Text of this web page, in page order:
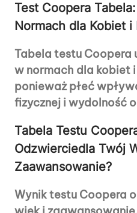
Test Coopera
Normach dla Kobiet
Tabela testu Coopera
w normach dla kobiet i
ponieważ płeć
fizycznej i wydolność
Tabela Testu
Odzwierciedla Twój
Zaawansowanie?
Wynik testu Coopera